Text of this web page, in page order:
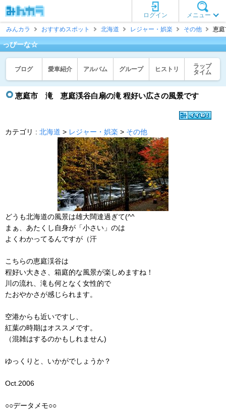
メニュー
ログイン
みんカラ
おすすめスポット 北海道 レジャー・娯楽 その他 恵
っぴーな☆
ブログ 愛車紹介 アルバム グループ ヒストリ
ラップ
タイム
恵庭市 滝 恵庭渓谷白扇の滝 程好い広さの風景です
カテゴリ : 北海道 > レジャー・娯楽 > その他
どうも北海道の風景は雄大闊達過ぎて(^^ゞ
まぁ、あたくし自身が「小さい」のは
よくわかってるんですが（汗
こちらの恵庭渓谷は
程好い大きさ、箱庭的な風景が楽しめますね！
川の流れ、滝も何となく女性的で
たおやかさが感じられます。
空港からも近いですし、
紅葉の時期はオススメです。
（混雑はするのかもしれません)
ゆっくりと、いかがでしょうか？
Oct.2006
○○データメモ○○